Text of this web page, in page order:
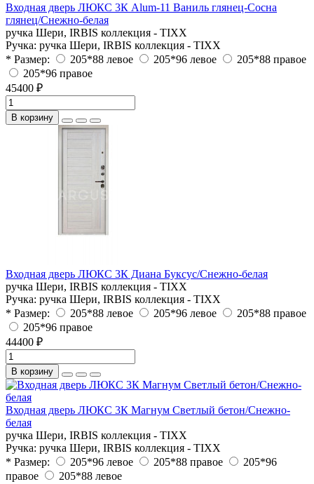
Входная дверь ЛЮКС 3К Alum-11 Ваниль глянец-Сосна
глянец/Снежно-белая
ручка Шери, IRBIS коллекция - TIXX
Ручка: ручка Шери, IRBIS коллекция - TIXX
* Размер:
205*88 левое 205*96 левое
205*88 правое
205*96 правое
45400 ₽
В корзину
Входная дверь ЛЮКС 3К Диана Буксус/Снежно-белая
ручка Шери, IRBIS коллекция - TIXX
Ручка: ручка Шери, IRBIS коллекция - TIXX
* Размер:
205*88 левое 205*96 левое
205*88 правое
205*96 правое
44400 ₽
В корзину
Входная дверь ЛЮКС 3К Магнум Светлый бетон/Снежно-
белая
ручка Шери, IRBIS коллекция - TIXX
Ручка: ручка Шери, IRBIS коллекция - TIXX
* Размер:
205*96 левое 205*88 правое
205*96
правое
205*88 левое